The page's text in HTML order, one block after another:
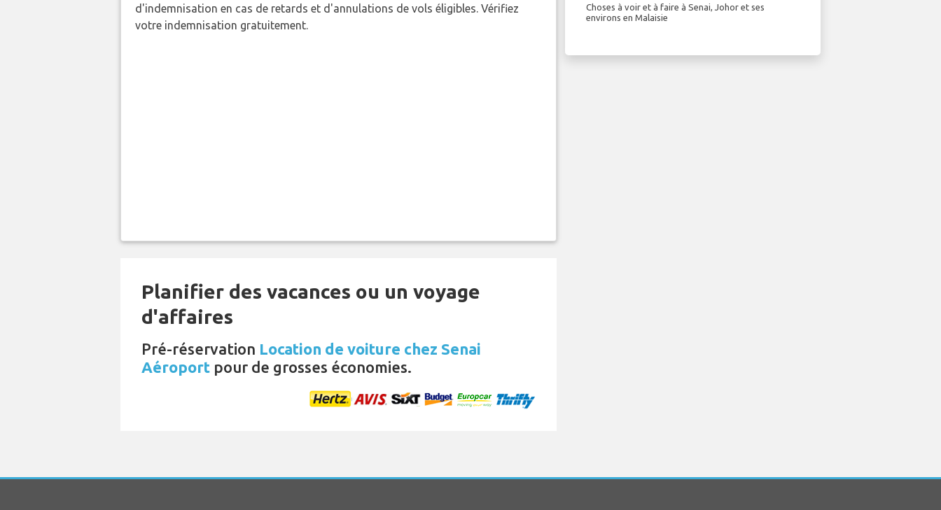
d'indemnisation en cas de retards et d'annulations de vols éligibles. Vérifiez
votre indemnisation gratuitement.
Planifier des vacances ou un voyage
d'affaires
Pré-réservation Location de voiture chez Senai
Aéroport pour de grosses économies.
Choses à voir et à faire à Senai, Johor et ses
environs en Malaisie